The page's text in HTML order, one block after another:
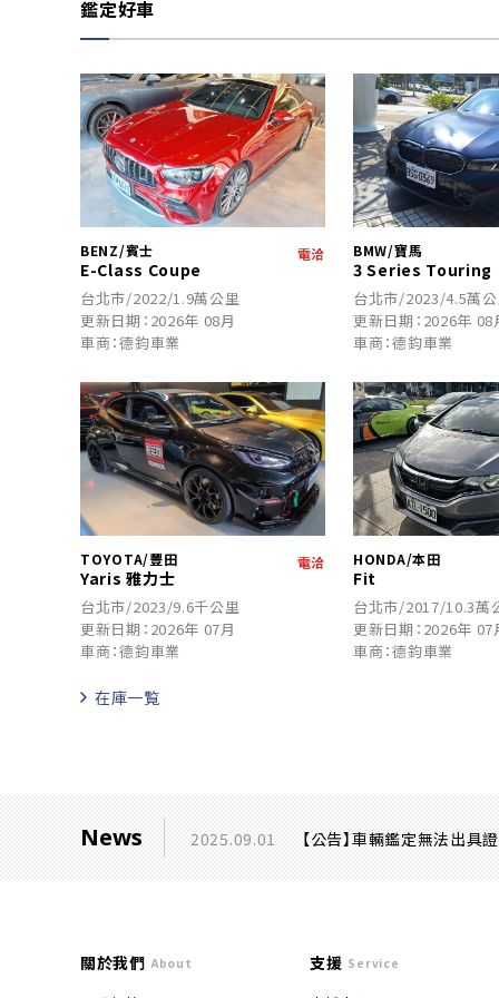
鑑定好車
BENZ/賓士
E-Class Coupe
電洽
台北市/2022/1.9萬公里
更新日期：2026年 08月
車商：德鈞車業
BMW/寶馬
3 Series Touring
台北市/2023/4.5萬
更新日期：2026年 08
車商：德鈞車業
TOYOTA/豐田
Yaris 雅力士
電洽
台北市/2023/9.6千公里
更新日期：2026年 07月
車商：德鈞車業
HONDA/本田
Fit
台北市/2017/10.3萬
更新日期：2026年 07
車商：德鈞車業
在庫一覧
News 2025.09.01 【公告】車輛鑑定無法出具
關於我們 About 支援 Service